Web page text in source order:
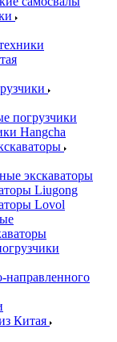
погрузчики
Hangcha
экскаваторы
Liugong
Lovol
направленного
Китая